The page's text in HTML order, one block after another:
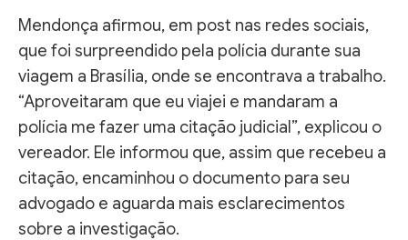
Mendonça afirmou, em post nas redes sociais,
que foi surpreendido pela polícia durante sua
viagem a Brasília, onde se encontrava a trabalho.
“Aproveitaram que eu viajei e mandaram a
polícia me fazer uma citação judicial”, explicou o
vereador. Ele informou que, assim que recebeu a
citação, encaminhou o documento para seu
advogado e aguarda mais esclarecimentos
sobre a investigação.